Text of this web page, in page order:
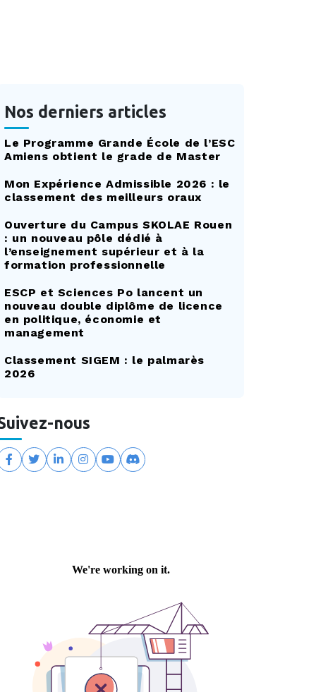
Nos derniers articles
Le Programme Grande École de l’ESC
Amiens obtient le grade de Master
Mon Expérience Admissible 2026 : le
classement des meilleurs oraux
Ouverture du Campus SKOLAE Rouen
: un nouveau pôle dédié à
l’enseignement supérieur et à la
formation professionnelle
ESCP et Sciences Po lancent un
nouveau double diplôme de licence
en politique, économie et
management
Classement SIGEM : le palmarès
2026
nous